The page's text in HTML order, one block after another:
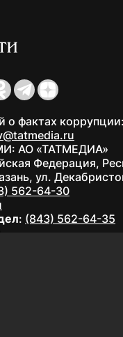
о фактах коррупции:
АО «ТАТМЕДИА»
Федерация,
ул.
562-64-30
: (843) 562-64-35